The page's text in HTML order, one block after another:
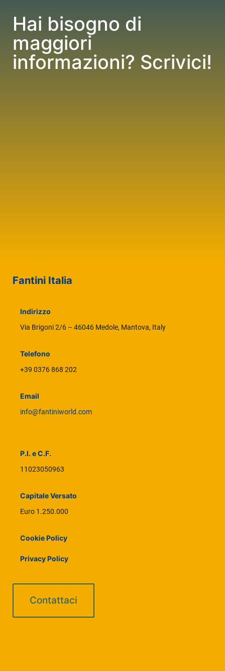
Hai bisogno di
maggiori
informazioni? Scrivici!
Fantini Italia
Indirizzo
Via Brigoni 2/6 – 46046 Medole, Mantova, Italy
Telefono
+39 0376 868 202
Email
info@fantiniworld.com
P.I. e C.F.
11023050963
Capitale Versato
Euro 1.250.000
Cookie Policy
Privacy Policy
Contattaci